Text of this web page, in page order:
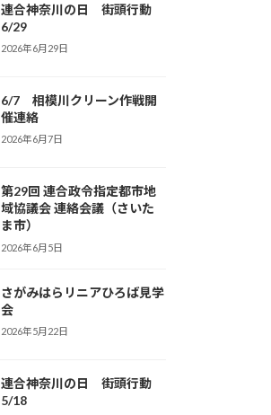
連合神奈川の日 街頭行動
6/29
2026年6月29日
6/7 相模川クリーン作戦開
催連絡
2026年6月7日
第29回 連合政令指定都市地
域協議会 連絡会議（さいた
ま市）
2026年6月5日
さがみはらリニアひろば見学
会
2026年5月22日
連合神奈川の日 街頭行動
5/18